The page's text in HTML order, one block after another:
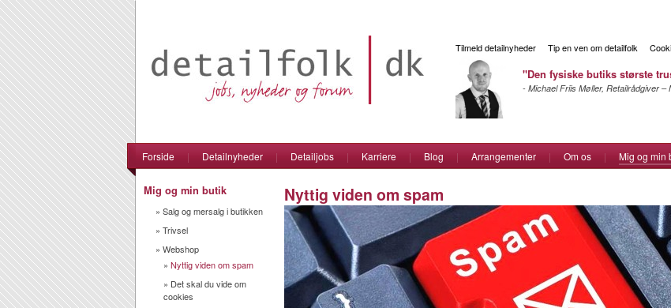
Tilmeld detailnyheder Tip en ven om detailfolk
"Den fysiske butiks største
- Michael Friis Møller, Retailrådgiver –
Forside | Detailnyheder | Detailjobs | Karriere | Blog | Arrangementer | Om os | Mig og min
Mig og min butik
» Salg og mersalg i butikken
» Trivsel
» Webshop
» Nyttig viden om spam
» Det skal du vide om
cookies
Nyttig viden om spam